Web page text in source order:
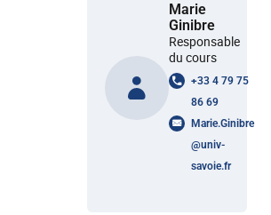
Marie
Ginibre
Responsable
du cours
+33 4 79 75
86 69
Marie.Ginibre
@univ-
savoie.fr